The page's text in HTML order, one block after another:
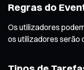
Regras do
Os utilizadores
os utilizadores serão